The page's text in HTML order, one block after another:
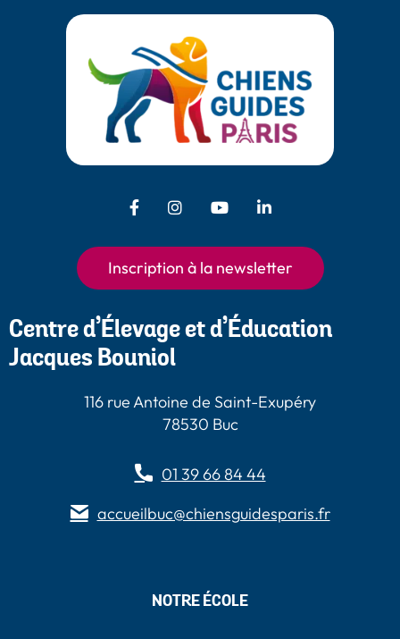
Facebook - Chiens Guides Paris
Instagram - Chiens Guides
Youtube - Chiens
Paris
Inscription à la newsletter
Centre d’Élevage et d’Éducation
Jacques Bouniol
116 rue Antoine de Saint-Exupéry
78530 Buc
01 39 66 84 44
accueilbuc@chiensguidesparis.fr
NOTRE ÉCOLE